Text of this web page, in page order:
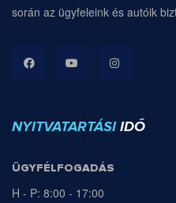
során az ügyfeleink és autóik
NYITVATARTÁSI IDŐ
ÜGYFÉLFOGADÁS
H - P: 8:00 - 17:00